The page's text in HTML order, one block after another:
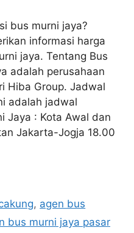
bus murni jaya?
informasi harga
jaya. Tentang Bus
adalah perusahaan
Hiba Group. Jadwal
adalah jadwal
Jaya : Kota Awal dan
Jakarta-Jogja 18.00
, agen bus
bus murni jaya pasar